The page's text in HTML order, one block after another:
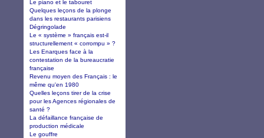
Le piano et le tabouret
Quelques leçons de la plonge
dans les restaurants parisiens
Dégringolade
Le « système » français est-il
structurellement « corrompu » ?
Les Enarques face à la
contestation de la bureaucratie
française
Revenu moyen des Français : le
même qu'en 1980
Quelles leçons tirer de la crise
pour les Agences régionales de
santé ?
La défaillance française de
production médicale
Le gouffre